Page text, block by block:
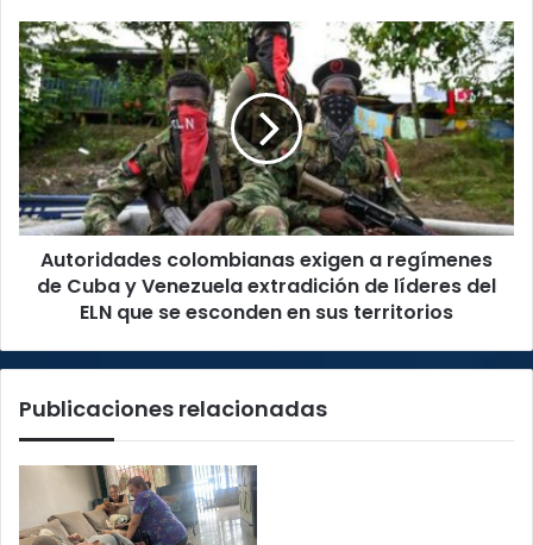
emprendedurismo
Autoridades
colombianas
exigen
a
regímenes
de
Cuba
y
Venezuela
extradición
ELN
se
territorios
Autoridades colombianas exigen a regímenes
de Cuba y Venezuela extradición de líderes del
ELN que se esconden en sus territorios
Publicaciones relacionadas